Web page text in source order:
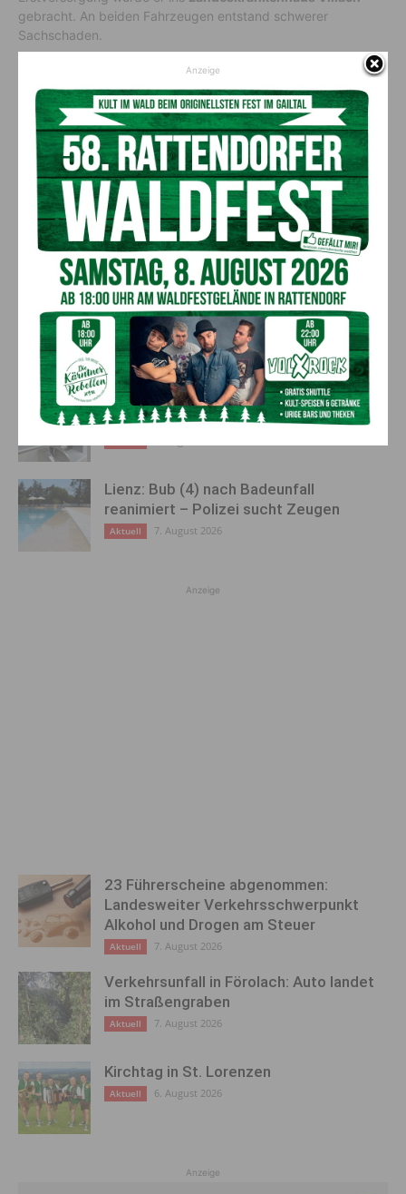
gebracht. An beiden Fahrzeugen entstand schwerer
Sachschaden.
Vorheriger Artikel
Wirtschaftskammer Kärnten
warnt: Fake-Mails von
falschen „Vertretern“ im
Umlauf – Diese E-Mail solltest
du unbedingt ignorieren!
Nächster Artikel
Equal Pension Day 2025:
Filmabend in Klagenfurt macht
Pensionsunterschiede
sichtbar und ruft zum Handeln
auf
AKTUELLES
„Sein Charakter bleibt unersetzbar“ –
Fußballverein nimmt Abschied
Aktuell 7. August 2026
Bargeld im Bankomaten vergessen –
Polizei bittet um Hinweise
Lienz: Bub (4) nach Badeunfall
reanimiert – Polizei sucht Zeugen
Aktuell 7. August 2026
Anzeige
23 Führerscheine abgenommen:
Landesweiter Verkehrsschwerpunkt
Alkohol und Drogen am Steuer
Aktuell 7. August 2026
Verkehrsunfall in Förolach: Auto landet
im Straßengraben
Aktuell 7. August 2026
Kirchtag in St. Lorenzen
Aktuell 6. August 2026
Anzeige
Anzeige